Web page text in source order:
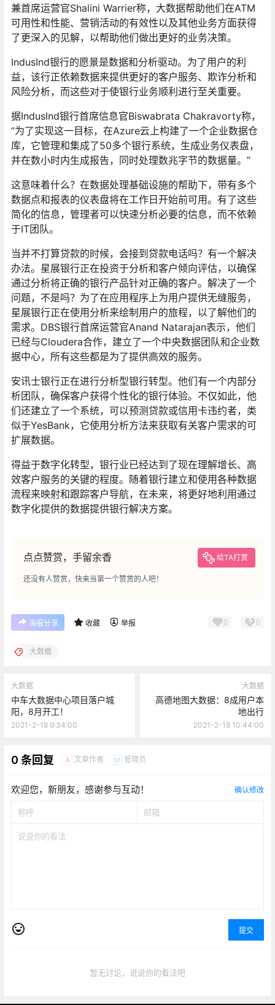
兼首席运营官Shalini Warrier称，大数据帮助他们在ATM
可用性和性能、营销活动的有效性以及其他业务方面获得
了更深入的见解，以帮助他们做出更好的业务决策。
IndusInd银行的愿景是数据和分析驱动。为了用户的利
益，该行正依赖数据来提供更好的客户服务、欺诈分析和
风险分析，而这些对于使银行业务顺利进行至关重要。
据IndusInd银行首席信息官Biswabrata Chakravorty称，
“为了实现这一目标，在Azure云上构建了一个企业数据仓
库，它管理和集成了50多个银行系统，生成业务仪表盘，
并在数小时内生成报告，同时处理数兆字节的数据量。”
这意味着什么？在数据处理基础设施的帮助下，带有多个
数据点和报表的仪表盘将在工作日开始前可用。有了这些
简化的信息，管理者可以快速分析必要的信息，而不依赖
于IT团队。
当并不打算贷款的时候，会接到贷款电话吗？有一个解决
办法。星展银行正在投资于分析和客户倾向评估，以确保
通过分析将正确的银行产品针对正确的客户。解决了一个
问题，不是吗？为了在应用程序上为用户提供无缝服务，
星展银行正在使用分析来绘制用户的旅程，以了解他们的
需求。DBS银行首席运营官Anand Natarajan表示，他们
已经与Cloudera合作，建立了一个中央数据团队和企业数
据中心，所有这些都是为了提供高效的服务。
安讯士银行正在进行分析型银行转型。他们有一个内部分
析团队，确保客户获得个性化的银行体验。不仅如此，他
们还建立了一个系统，可以预测贷款或信用卡违约者，类
似于YesBank，它使用分析方法来获取有关客户需求的可
扩展数据。
得益于数字化转型，银行业已经达到了现在理解增长、高
效客户服务的关键的程度。随着银行建立和使用各种数据
流程来映射和跟踪客户导航，在未来，将更好地利用通过
数字化提供的数据提供银行解决方案。
点点赞赏，手留余香 给TA打赏
还没有人赞赏，快来当第一个赞赏的人吧！
海报分享 收藏 举报 0 0
大数据
大数据
中车大数据中心项目落户城
阳，8月开工！
2021-2-18 9:34:00
大数据
高德地图大数据：8成用户本
地出行
2021-2-18 10:44:00
0 条回复 A 文章作者 M 管理员
欢迎您，新朋友，感谢参与互动！ 确认修改
提交
暂无讨论，说说你的看法吧